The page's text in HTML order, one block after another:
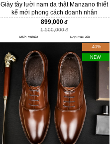
Giày tây lười nam da thật Manzano thiết
kế mới phong cách doanh nhân
M66672
899,000
1,500,000
MSP: M66672 Lượt mua: 228
-40%
NEW